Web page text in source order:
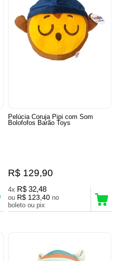
Pelúcia Coruja Pipi com Som
Bolofofos Barão Toys
R$ 129,90
4x R$ 32,48
ou R$ 123,40 no
boleto ou pix